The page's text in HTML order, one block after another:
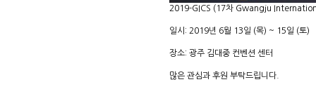
2019-GICS (17차 Gwangju
일시: 2019년 6월 13일 (목) ~ 15일 (토)
장소: 광주 김대중 컨벤션 센터
많은 관심과 후원 부탁드립니다.